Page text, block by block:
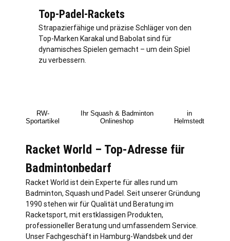
Top-Padel-Rackets
Strapazierfähige und präzise Schläger von den
Top-Marken Karakal und Babolat sind für
dynamisches Spielen gemacht – um dein Spiel
zu verbessern.
RW-
Sportartikel
Ihr Squash & Badminton
Onlineshop
in
Helmstedt
Racket World – Top-Adresse für
Badmintonbedarf
Racket World ist dein Experte für alles rund um
Badminton, Squash und Padel. Seit unserer Gründung
1990 stehen wir für Qualität und Beratung im
Racketsport, mit erstklassigen Produkten,
professioneller Beratung und umfassendem Service.
Unser Fachgeschäft in Hamburg-Wandsbek und der